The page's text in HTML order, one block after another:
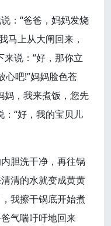
：“爸爸，妈妈发烧
马上从大闸回来，
说：“好，那你立
心吧!”妈妈脸色苍
妈，我来煮饭，您先
：“好，我的宝贝儿
胆洗干净，再往锅
清的水就变成黄黄
我擦干锅底开始煮
气喘吁吁地回来